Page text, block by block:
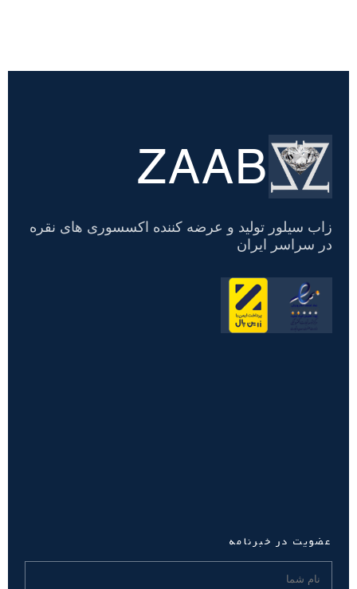
تسویه
حساب
ZAAB
زاب سیلور تولید و عرضه کننده اکسسوری های نقره
در سراسر ایران
عضویت در خبرنامه